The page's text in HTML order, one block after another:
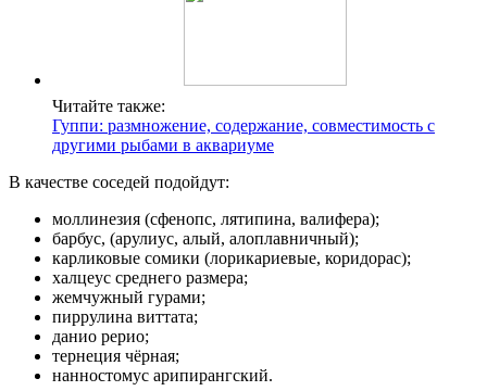
Читайте также:
Гуппи: размножение, содержание, совместимость с
другими рыбами в аквариуме
В качестве соседей подойдут:
моллинезия (сфенопс, лятипина, валифера);
барбус, (арулиус, алый, алоплавничный);
карликовые сомики (лорикариевые, коридорас);
халцеус среднего размера;
жемчужный гурами;
пиррулина виттата;
данио рерио;
тернеция чёрная;
нанностомус арипирангский.